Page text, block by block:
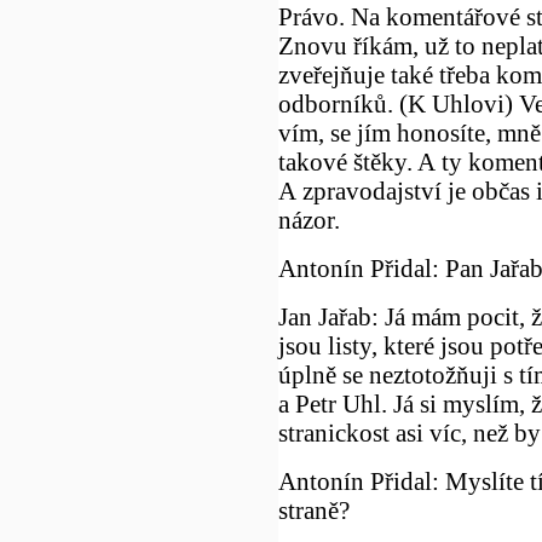
Právo. Na komentářové
Znovu říkám, už to
zveřejňuje také třeba
odborníků. (K Uhlovi)
vím, se jím honosíte,
takové štěky. A ty
A zpravodajství je občas
názor.
Antonín Přidal: Pan
Jan Jařab: Já mám
jsou listy, které jsou
úplně se neztotožňuji s
a Petr Uhl. Já si myslím,
stranickost asi víc, než
Antonín Přidal: Myslíte
straně?